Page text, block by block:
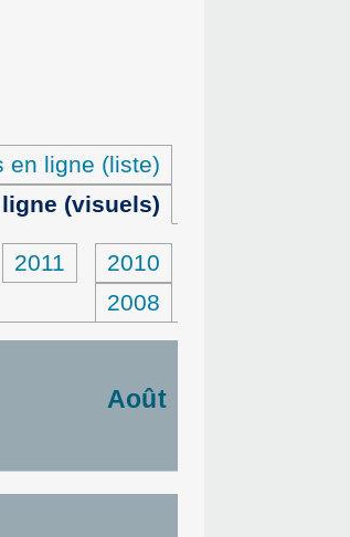
en ligne (liste)
(visuels)
2011
2010
2008
Août